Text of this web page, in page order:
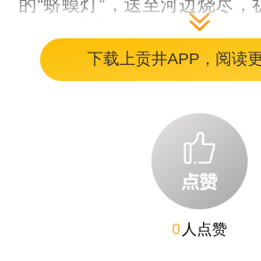
的“蛴蟆灯”，送至河边烧尽，
安。这是属于川北地区春节的
也是四川省级非物质文化遗产
2月11日，蛇年正月十四
如期而至。在南充顺庆区共兴
镇、七宝寺镇、金宝镇、龙蟠
镇、莲池镇、双凤镇、车龙乡
的“蛴蟆节”热闹登场。灯火流
下载上贡井APP，阅读
0 人点赞